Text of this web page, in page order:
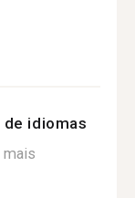
idiomas
mais